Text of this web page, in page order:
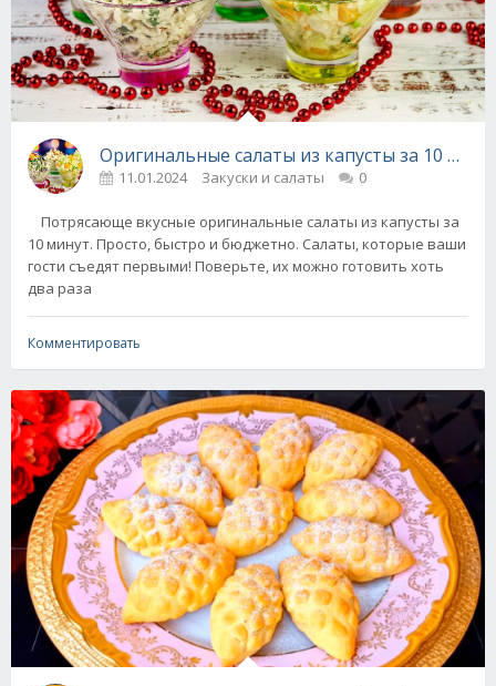
Оригинальные салаты из капусты за 10
11.01.2024 Закуски и салаты 0
Потрясающе вкусные оригинальные салаты из капусты за
10 минут. Просто, быстро и бюджетно. Салаты, которые ваши
гости съедят первыми! Поверьте, их можно готовить хоть
два раза
Комментировать